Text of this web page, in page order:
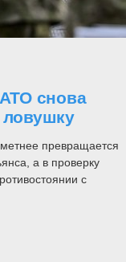
снова
ловушку
превращается
а в проверку
с